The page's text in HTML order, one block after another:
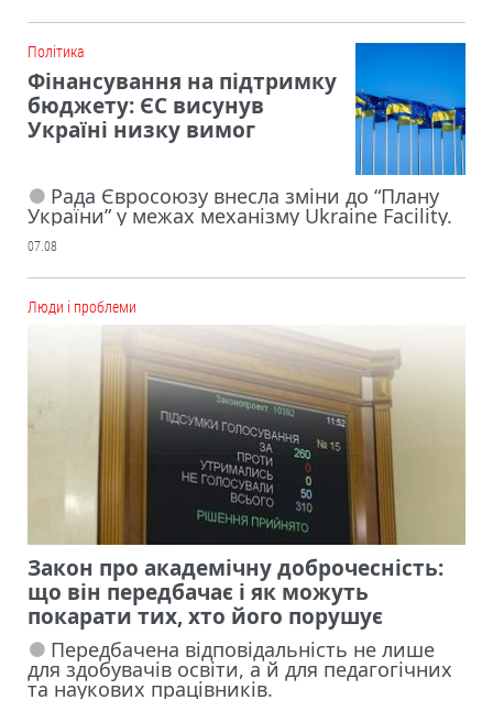
Політика
Фінансування на підтримку
бюджету: ЄС висунув
Україні низку вимог
Рада Євросоюзу внесла зміни до “Плану
України” у межах механізму Ukraine Facility.
07.08
Люди і проблеми
Закон про академічну доброчесність:
що він передбачає і як можуть
покарати тих, хто його порушує
Передбачена відповідальність не лише
для здобувачів освіти, а й для педагогічних
та наукових працівників.